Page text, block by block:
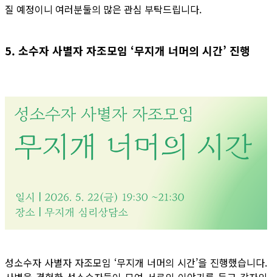
질 예정이니 여러분둘의 많은 관심 부탁드립니다.
5. 소수자 사별자 자조모임 ‘무지개 너머의 시간’ 진행
성소수자 사별자 자조모임 ‘무지개 너머의 시간’을 진행했습니다.